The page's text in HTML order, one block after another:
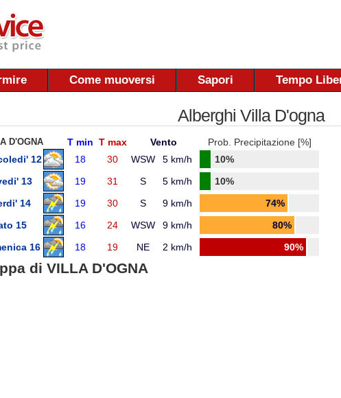
Come muoversi Sapori Tempo
Alberghi Villa D'ogna
D'OGNA T min T max Vento
Prob. Precipitazione [%]
12
18 30 WSW 5 km/h
10%
13
19 31 S 5 km/h
10%
14
19 30 S 9 km/h
74%
15
16 24 WSW 9 km/h
80%
16
18 19 NE 2 km/h 90%
di VILLA D'OGNA